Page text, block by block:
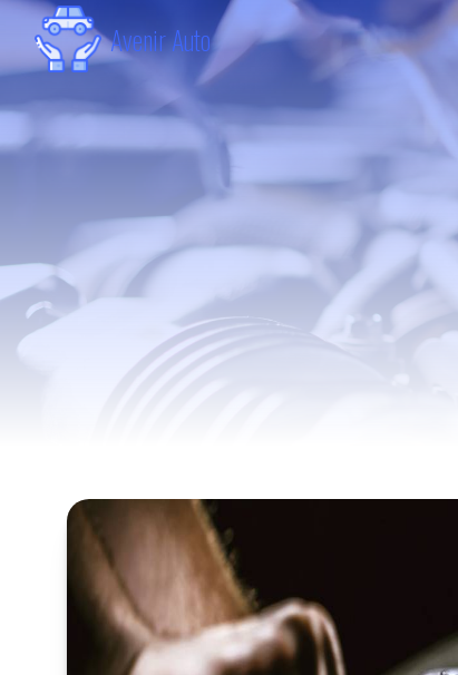
Avenir Auto
Panneau de gestion des cookies